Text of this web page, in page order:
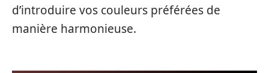
d’introduire vos couleurs préférées de
manière harmonieuse.